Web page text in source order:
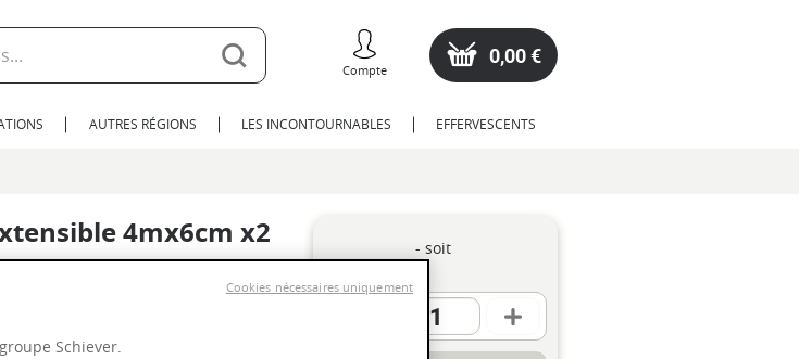
Compte
0,00 €
AUTRES RÉGIONS LES INCONTOURNABLES EFFERVESCENTS
4mx6cm x2 - soit
Schiever.
Cookies nécessaires uniquement